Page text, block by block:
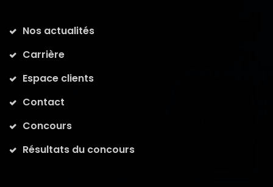
Nos actualités
Carrière
Espace clients
Contact
Concours
Résultats du concours